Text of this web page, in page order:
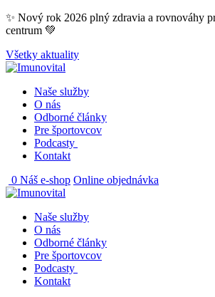
Skip
to
✨ Nový rok 2026 plný zdravia a rovnováhy
centrum 💚
Všetky aktuality
Naše služby
O nás
Odborné články
Pre športovcov
Podcasty
Kontakt
0 Náš e-shop Online objednávka
Naše služby
O nás
Odborné články
Pre športovcov
Podcasty
Kontakt